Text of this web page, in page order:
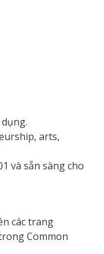
arts,
và sẵn sàng cho
các trang
Common